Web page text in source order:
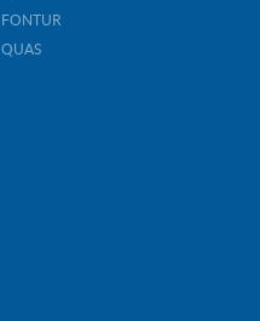
FONTUR
QUAS